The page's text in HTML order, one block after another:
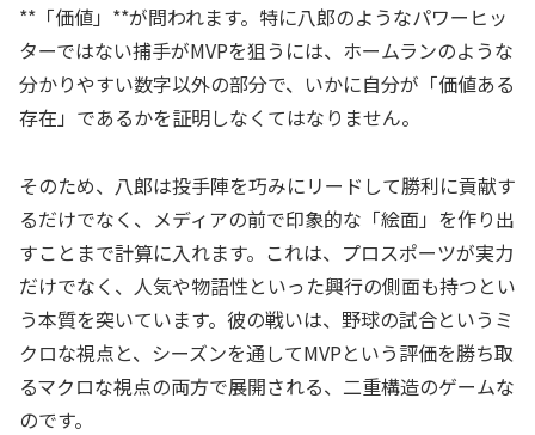
**「価値」**が問われます。特に八郎のようなパワーヒッ
ターではない捕手がMVPを狙うには、ホームランのような
分かりやすい数字以外の部分で、いかに自分が「価値ある
存在」であるかを証明しなくてはなりません。
そのため、八郎は投手陣を巧みにリードして勝利に貢献す
るだけでなく、メディアの前で印象的な「絵面」を作り出
すことまで計算に入れます。これは、プロスポーツが実力
だけでなく、人気や物語性といった興行の側面も持つとい
う本質を突いています。彼の戦いは、野球の試合というミ
クロな視点と、シーズンを通してMVPという評価を勝ち取
るマクロな視点の両方で展開される、二重構造のゲームな
のです。